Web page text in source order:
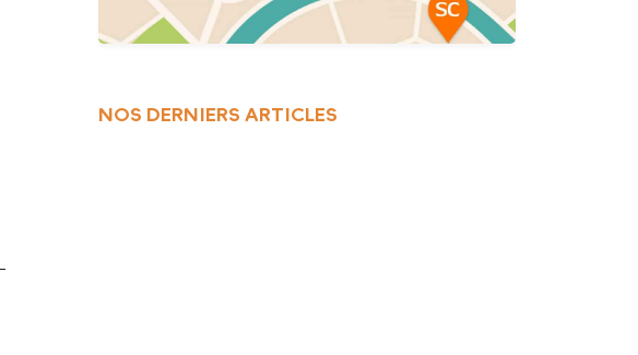
NOS DERNIERS ARTICLES